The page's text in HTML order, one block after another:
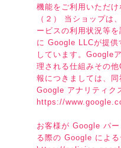
機能をご利用いただけ
（２） 当ショップは
ービスの利用状況等
に Google LLCが提供
しています。Google
理される仕組みその
報につきましては、同
Google アナリティク
https://
お客様が Google パ
る際の Google による